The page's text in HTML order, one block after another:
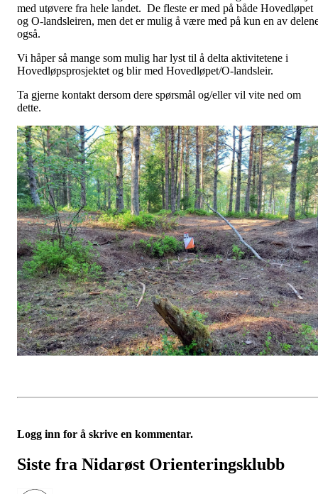
med utøvere fra hele landet. De fleste er med på både Hovedløpet
og O-landsleiren, men det er mulig å være med på kun en av
også.
Vi håper så mange som mulig har lyst til å delta aktivitetene i
Hovedløpsprosjektet og blir med Hovedløpet/O-landsleir.
Ta gjerne kontakt dersom dere spørsmål og/eller vil vite ned om
dette.
Logg inn for å skrive en kommentar.
Siste fra Nidarøst Orienteringsklubb